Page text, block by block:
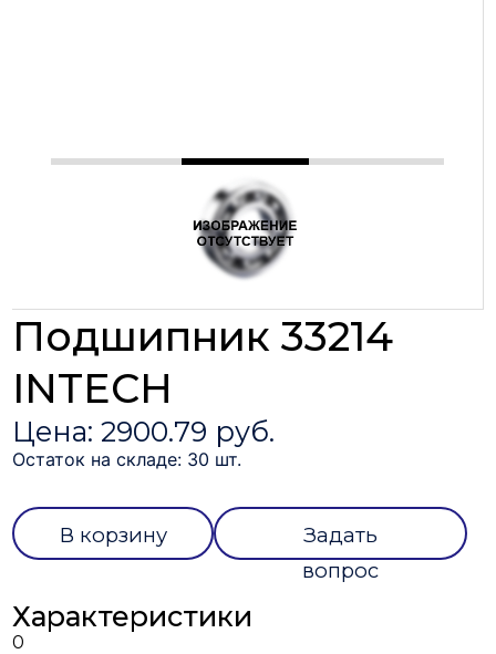
Подшипник 33214
INTECH
Цена: 2900.79 руб.
Остаток на складе: 30 шт.
В корзину
Задать
вопрос
Характеристики
0